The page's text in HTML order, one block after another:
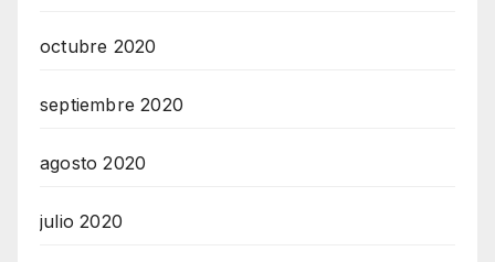
octubre 2020
septiembre 2020
agosto 2020
julio 2020